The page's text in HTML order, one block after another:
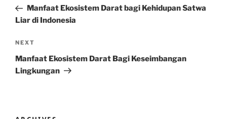
PostManfaat Ekosistem Darat bagi Kehidupan Satwa
Liar di Indonesia
Next
Post
NEXT
Manfaat Ekosistem Darat Bagi Keseimbangan
Lingkungan